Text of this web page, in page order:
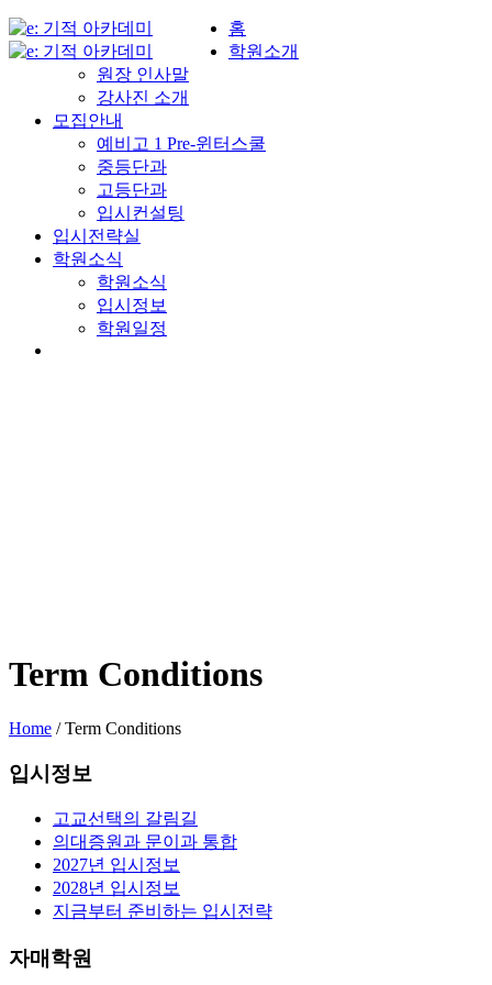
홈
학원소개
원장 인사말
강사진 소개
모집안내
예비고 1 Pre-윈터스쿨
중등단과
고등단과
입시컨설팅
입시전략실
학원소식
학원소식
입시정보
학원일정
Term Conditions
Home /Term Conditions
입시정보
고교선택의 갈림길
의대증원과 문이과 통합
2027년 입시정보
2028년 입시정보
지금부터 준비하는 입시전략
자매학원